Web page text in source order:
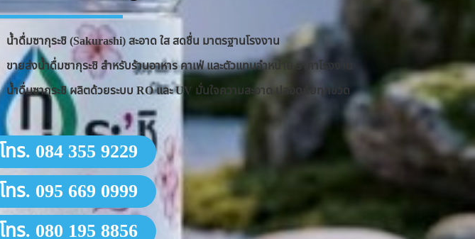
น้ำดื่มซากุระชิ (Sakurashi) สะอาด ใส สดชื่น มาตรฐานโรงงาน
ขายส่งน้ำดื่มซากุระชิ สำหรับร้านอาหาร คาเฟ่ และตัวแทนจำหน่าย ราคาโรงงาน
น้ำดื่มซากุระชิ ผลิตด้วยระบบ RO และ UV มั่นใจความสะอาด ปลอดภัยทุกขวด
โทร. 084 355 9229
โทร. 095 669 0999
โทร. 080 195 8856